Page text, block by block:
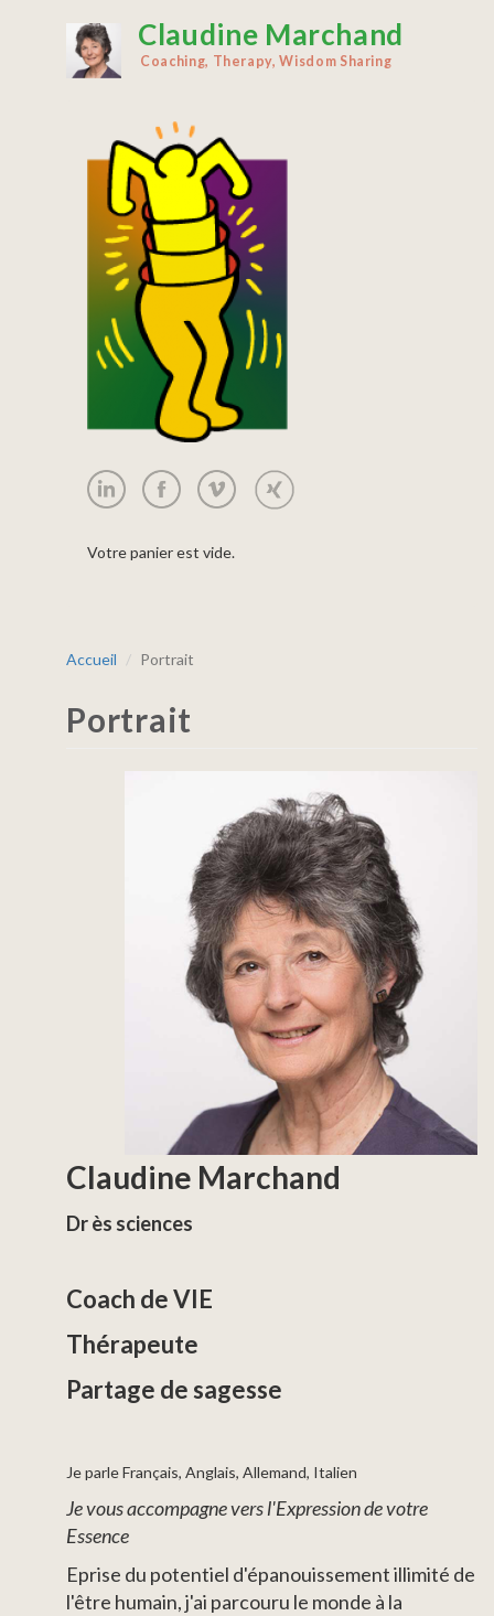
Claudine Marchand
Coaching, Therapy, Wisdom Sharing
Votre panier est vide.
Accueil Portrait
Portrait
Claudine Marchand
Dr ès sciences
Coach de VIE
Thérapeute
Partage de sagesse
Je parle Français, Anglais, Allemand, Italien
Je vous accompagne vers l'Expression de votre
Essence
Eprise du potentiel d'épanouissement illimité de
l'être humain, j'ai parcouru le monde à la